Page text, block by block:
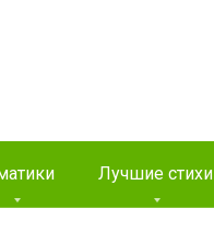
Лучшие стихи